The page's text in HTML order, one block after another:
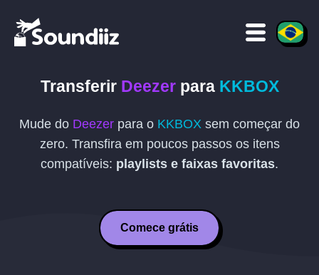
Transferir Deezerpara KKBOX
Mude do Deezer para o KKBOX sem começar do
zero. Transfira em poucos passos os itens
compatíveis: playlists e faixas favoritas.
Comece grátis